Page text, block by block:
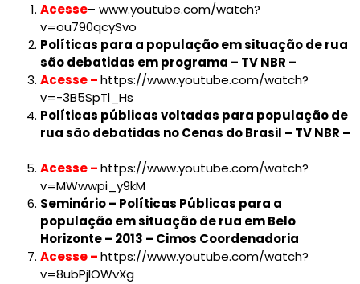
Acesse– www.youtube.com/watch?
v=ou790qcySvo
Políticas para a população em situação de rua
são debatidas em programa – TV NBR –
Acesse –https://www.youtube.com/watch?
v=-3B5SpTl_Hs
Políticas públicas voltadas para população de
rua são debatidas no Cenas do Brasil – TV NBR –
Acesse –https://www.youtube.com/watch?
v=MWwwpi_y9kM
Seminário – Políticas Públicas para a
população em situação de rua em Belo
Horizonte – 2013 – Cimos Coordenadoria
Acesse –https://www.youtube.com/watch?
v=8ubPjlOWvXg